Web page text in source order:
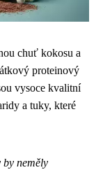
chuť kokosu a
proteinový
vysoce kvalitní
a tuky, které
by neměly